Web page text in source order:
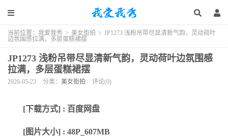
当前位置： 我爱我秀 > 美女街拍 > JP1273 浅粉吊带尽显清新气韵，灵动荷叶
边氛围感拉满，多层蛋糕裙摆
JP1273 浅粉吊带尽显清新气韵，灵动荷叶边氛围感
拉满，多层蛋糕裙摆
2026-05-23 分类： 美女街拍 评论(0)
[下载方式] : 百度网盘
[图片大小] : 48P_607MB